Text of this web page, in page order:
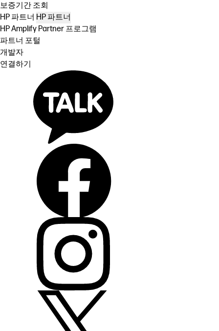
보증기간 조회
HP 파트너 HP 파트너
HP Amplify Partner 프로그램
파트너 포털
개발자
연결하기